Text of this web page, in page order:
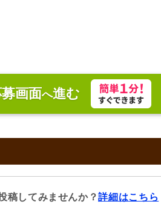
画面へ進む
稿してみませんか？詳細はこちら